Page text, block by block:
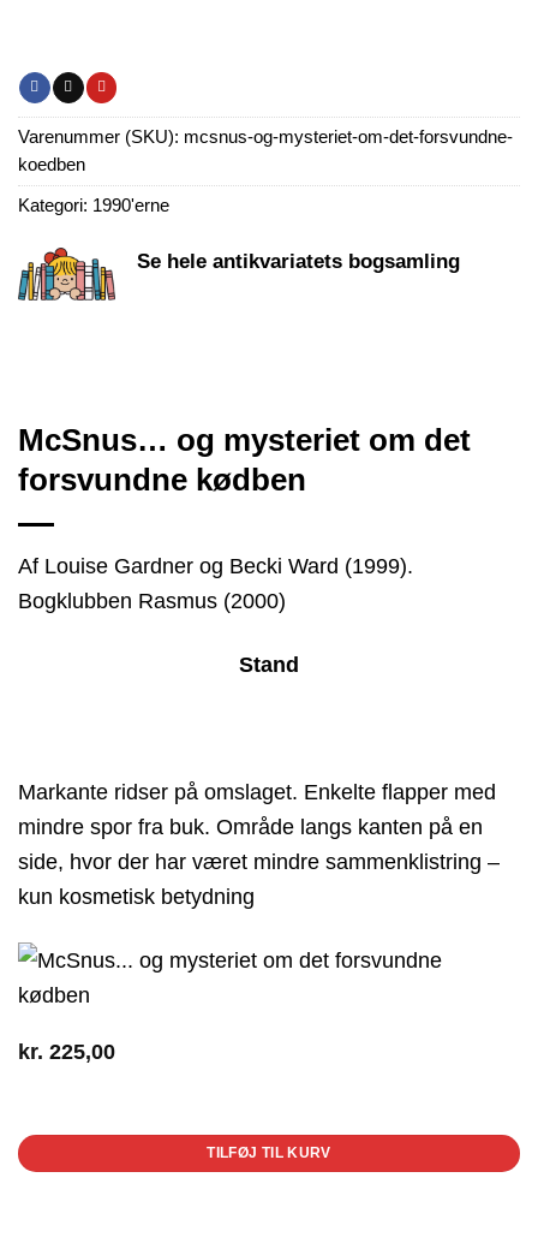
Varenummer (SKU): mcsnus-og-mysteriet-om-det-forsvundne-
koedben
Kategori: 1990'erne
Se hele antikvariatets bogsamling
McSnus… og mysteriet om det
forsvundne kødben
Af Louise Gardner og Becki Ward (1999).
Bogklubben Rasmus (2000)
Stand
Markante ridser på omslaget. Enkelte flapper med
mindre spor fra buk. Område langs kanten på en
side, hvor der har været mindre sammenklistring –
kun kosmetisk betydning
kr. 225,00
TILFØJ TIL KURV